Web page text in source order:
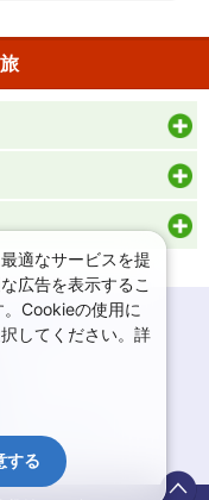
ーポリシー
ンテナンスの
適なサービスを提
広告を表示するこ
Cookieの使用に
してください。詳
する